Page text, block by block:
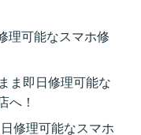
理可能なスマホ修
ま即日修理可能な
へ！
修理可能なスマホ